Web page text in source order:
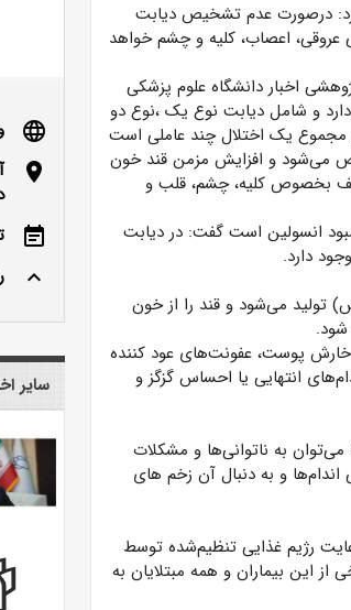
درصورت عدم تشخیص دیابت
عروقی، اعصاب، کلیه و چشم خواهد
اخبار دانشگاه علوم پزشکی
دارد و شامل دیابت نوع یک ،نوع دو
مجموع یک اختلال چند عاملی است
می‌شود و افزایش مزمن قند خون
بخصوص کلیه، چشم، قلب و
انسولین است گفت: در دیابت
دارد.
تولید می‌شود و قند را از خون
شود.
پوست، عفونت‌های عود کننده
انتهایی یا احساس گزگز و
به ناتوانی‌ها و مشکلات
و به دنبال آن زخم‌ های
رژیم غذایی تنظیم‌شده توسط
از این بیماران و همه مبتلایان به
language
location_on
event_note
keyboard_arrow_up
سایر